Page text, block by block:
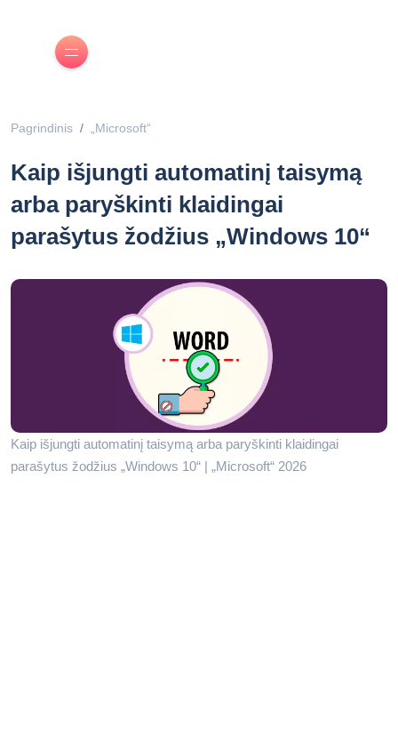
Pagrindinis „Microsoft“
Kaip išjungti automatinį taisymą
arba paryškinti klaidingai
parašytus žodžius „Windows 10“
Kaip išjungti automatinį taisymą arba paryškinti klaidingai
parašytus žodžius „Windows 10“ | „Microsoft“ 2026